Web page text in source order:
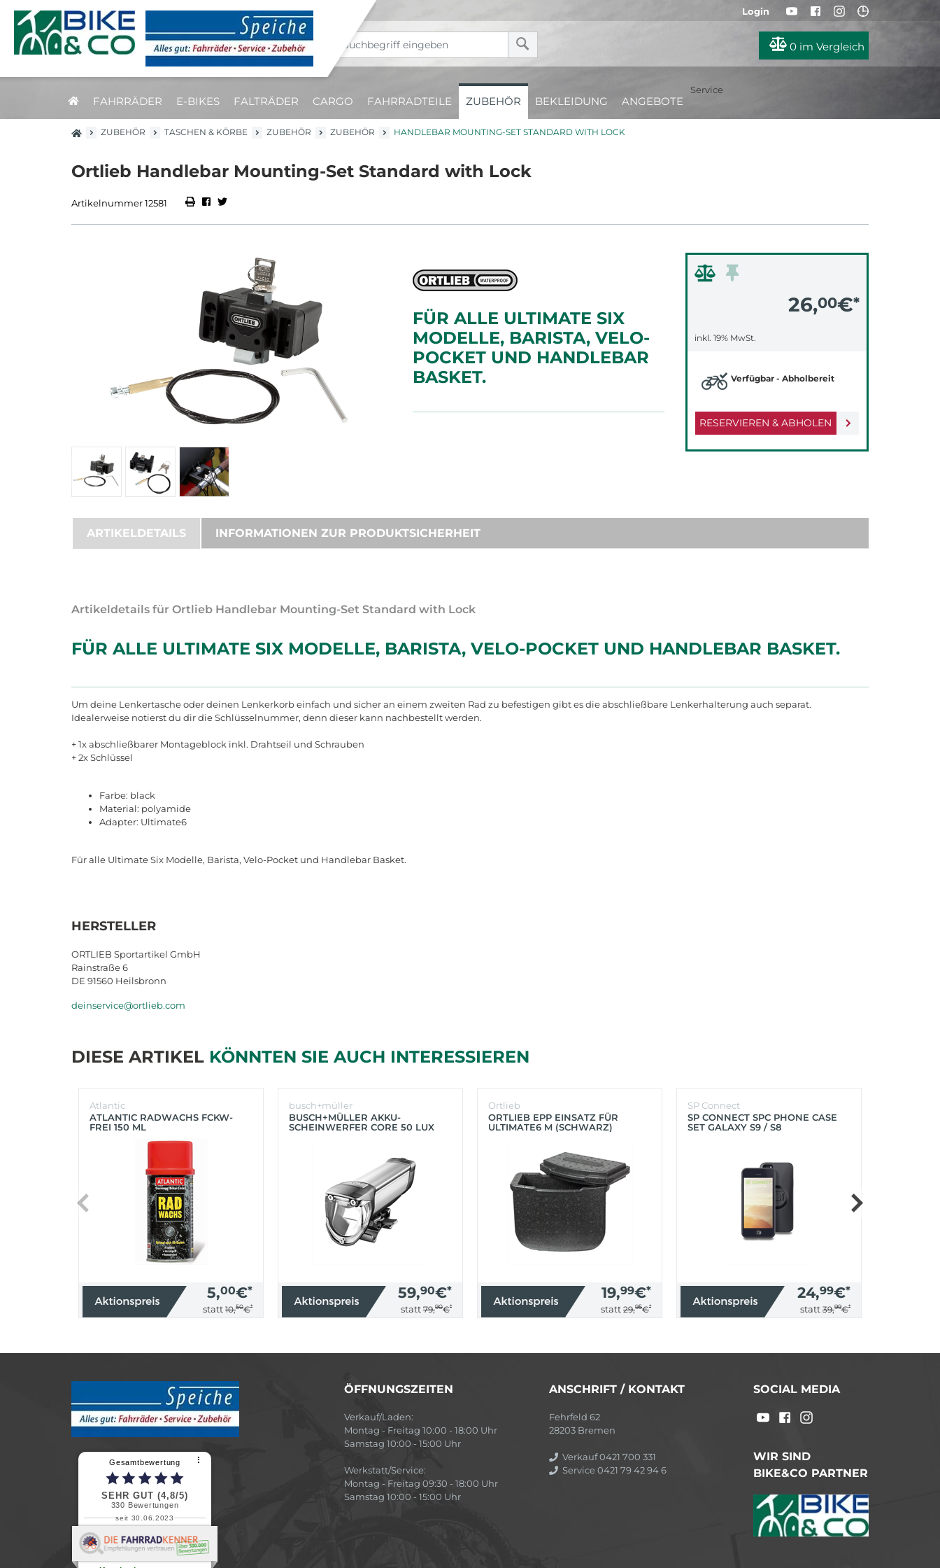
Login
0 im Vergleich
FAHRRÄDER E-BIKES FALTRÄDER CARGO FAHRRADTEILE ZUBEHÖR BEKLEIDUNG ANGEBOTE
Service
ZUBEHÖR TASCHEN & KÖRBE ZUBEHÖR ZUBEHÖR HANDLEBAR MOUNTING-SET STANDARD WITH LOCK
Ortlieb Handlebar Mounting-Set Standard with Lock
Artikelnummer 12581
26,00€*
inkl. 19% MwSt.
RESERVIEREN & ABHOLEN
Verfügbar - Abholbereit
FÜR ALLE ULTIMATE SIX
MODELLE, BARISTA, VELO-
POCKET UND HANDLEBAR
BASKET.
ARTIKELDETAILS INFORMATIONEN ZUR PRODUKTSICHERHEIT
Artikeldetails für Ortlieb Handlebar Mounting-Set Standard with Lock
FÜR ALLE ULTIMATE SIX MODELLE, BARISTA, VELO-POCKET UND HANDLEBAR BASKET.
Um deine Lenkertasche oder deinen Lenkerkorb einfach und sicher an einem zweiten Rad zu befestigen gibt es die abschließbare Lenkerhalterung auch separat.
Idealerweise notierst du dir die Schlüsselnummer, denn dieser kann nachbestellt werden.
+ 1x abschließbarer Montageblock inkl. Drahtseil und Schrauben
+ 2x Schlüssel
Farbe: black
Material: polyamide
Adapter: Ultimate6
Für alle Ultimate Six Modelle, Barista, Velo-Pocket und Handlebar Basket.
HERSTELLER
ORTLIEB Sportartikel GmbH
Rainstraße 6
DE 91560 Heilsbronn
deinservice@ortlieb.com
DIESE ARTIKEL KÖNNTEN SIE AUCH INTERESSIEREN
Atlantic
ATLANTIC RADWACHS FCKW-
FREI 150 ML
5,00€*
statt 10,50€*
busch+müller
BUSCH+MÜLLER AKKU-
SCHEINWERFER CORE 50 LUX
59,90€*
statt 79,90€*
Ortlieb
ORTLIEB EPP EINSATZ FÜR
ULTIMATE6 M (SCHWARZ)
19,99€*
statt 29,95€*
SP Connect
SP CONNECT SPC PHONE CASE
SET GALAXY S9 / S8
24,99€*
statt 39,99€*
Gesamtbewertung ⠇
SEHR GUT (4,8/5)
330 Bewertungen
seit 30.06.2023
Renate H.
Vielen Dank für ein herzliches
ÖFFNUNGSZEITEN
Verkauf/Laden:
Montag - Freitag 10:00 - 18:00 Uhr
Samstag 10:00 - 15:00 Uhr
Werkstatt/Service:
Montag - Freitag 09:30 - 18:00 Uhr
Samstag 10:00 - 15:00 Uhr
ANSCHRIFT / KONTAKT
Fehrfeld 62
28203 Bremen
Verkauf 0421 700 331
Service 0421 79 42 94 6
SOCIAL MEDIA
WIR SIND
BIKE&CO PARTNER